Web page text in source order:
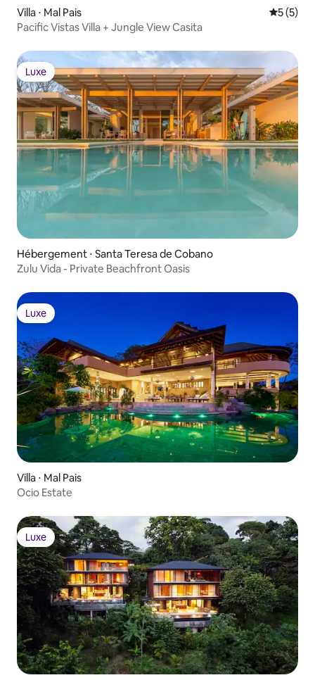
Villa ⋅ Mal Pais
5 (5)
Pacific Vistas Villa + Jungle View Casita
Luxe
Luxe
Hébergement ⋅ Santa Teresa de Cobano
Zulu Vida - Private Beachfront Oasis
Luxe
Luxe
Villa ⋅ Mal Pais
Ocio Estate
Luxe
Luxe